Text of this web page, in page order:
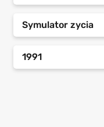
Symulator zycia
1991